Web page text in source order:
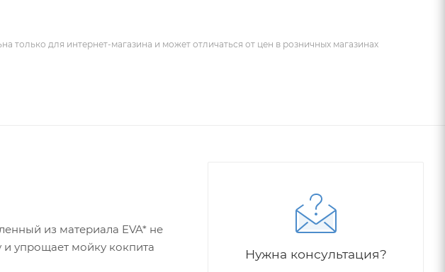
только для интернет-магазина и может отличаться от цен в розничных магазинах
из материала EVA* не
и упрощает мойку кокпита
Нужна консультация?